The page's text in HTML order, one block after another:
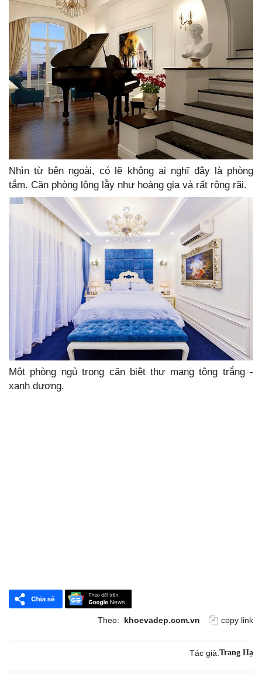
Nhìn từ bên ngoài, có lẽ không ai nghĩ đây là phòng
tắm. Căn phòng lộng lẫy như hoàng gia và rất rộng rãi.
Một phòng ngủ trong căn biệt thự mang tông trắng -
xanh dương.
Theo: khoevadep.com.vn copy link
Tác giả:Trang Hạ